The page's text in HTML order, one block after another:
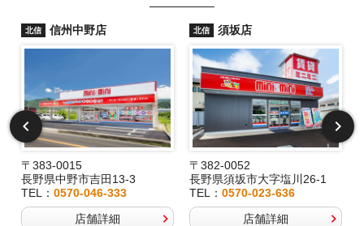
北信 信州中野店
〒383-0015
長野県中野市吉田13-3
TEL： 0570-046-333
店舗詳細
北信 須坂店
〒382-0052
長野県須坂市大字塩川26-1
TEL：0570-023-636
店舗詳細